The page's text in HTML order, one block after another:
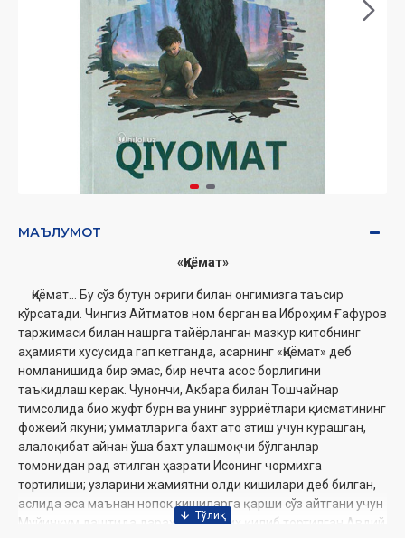
МАЪЛУМОТ
«Қиёмат»
Қиёмат... Бу сўз бутун оғриги билан онгимизга таъсир
кўрсатади. Чингиз Айтматов ном берган ва Иброҳим Ғафуров
таржимаси билан нашрга тайёрланган мазкур китобнинг
аҳамияти хусусида гап кетганда, асарнинг «Қиёмат» деб
номланишида бир эмас, бир нечта асос борлигини
таъкидлаш керак. Чунончи, Акбара билан Тошчайнар
тимсолида био жуфт бурн ва унинг зурриётлари қисматининг
фожеий якуни; умматларига бахт ато этиш учун курашган,
алалоқибат айнан ўша бахт улашмоқчи бўлганлар
томонидан рад этилган ҳазрати Исонинг чормихга
тортилиши; узларини жамиятни олди кишилари деб билган,
аслида эса маънан нопок кишиларга қарши сўз айтгани учун
Муйинқум даштида дарахтга чормих қилиб тортилган Авдий